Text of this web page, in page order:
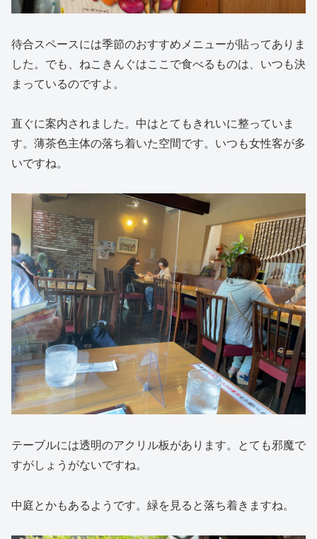
待合スペースには季節のおすすめメニューが貼ってありま
した。でも、ねこきんぐはここで食べるものは、いつも決
まっているのですよ。
直ぐに案内されました。中はとてもきれいに整っていま
す。薄茶色主体の落ち着いた空間です。いつも女性客が多
いですね。
テーブルには透明のアクリル板があります。とても邪魔で
すがしょうがないですね。
中庭とかもあるようです。緑を見ると落ち着きますね。